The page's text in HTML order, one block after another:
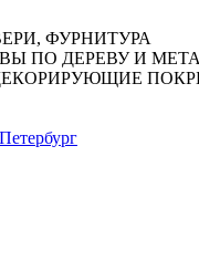
ФУРНИТУРА
ПО ДЕРЕВУ И